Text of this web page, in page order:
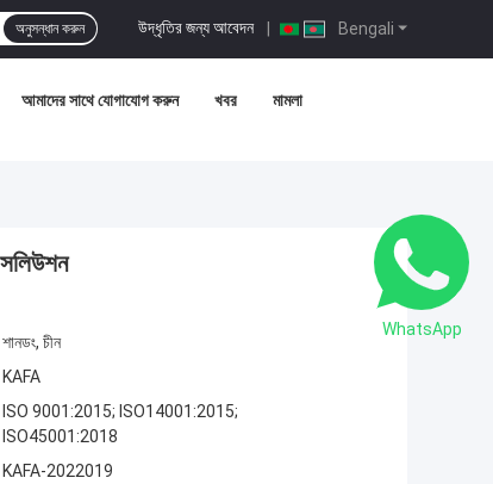
Bengali
উদ্ধৃতির জন্য আবেদন |
অনুসন্ধান করুন
আমাদের সাথে যোগাযোগ করুন খবর মামলা
সলিউশন
শানডং, চীন
KAFA
ISO 9001:2015; ISO14001:2015;
ISO45001:2018
KAFA-2022019
WhatsApp